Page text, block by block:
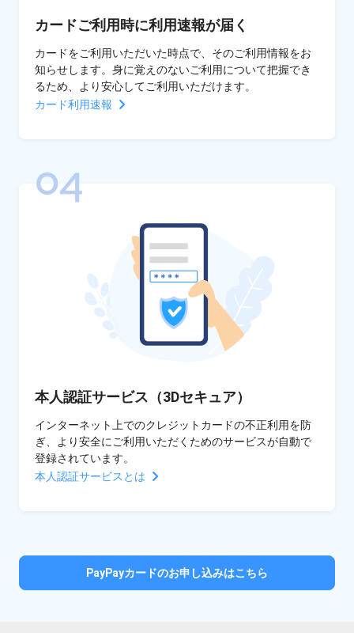
カードご利用時に利用速報が届く
カードをご利用いただいた時点で、そのご利用情報をお
知らせします。身に覚えのないご利用について把握でき
るため、より安心してご利用いただけます。
カード利用速報
本人認証サービス（3Dセキュア）
インターネット上でのクレジットカードの不正利用を防
ぎ、より安全にご利用いただくためのサービスが自動で
登録されています。
本人認証サービスとは
PayPayカードのお申し込みはこちら